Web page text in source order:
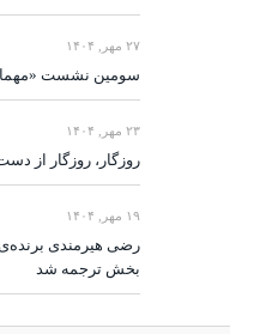
۲۷ مهر, ۱۴۰۴
سومین نشست
۲۳ مهر, ۱۴۰۴
روزگار، روزگار از
۱۹ مهر, ۱۴۰۴
رضی هیرمندی برنده‌ی
بخش ترجمه شد